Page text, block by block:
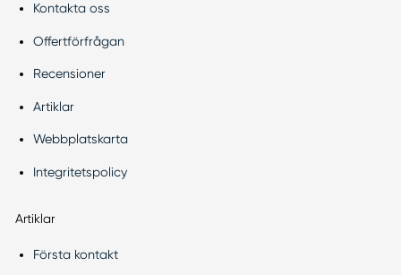
Kontakta oss
Offertförfrågan
Recensioner
Artiklar
Webbplatskarta
Integritetspolicy
Artiklar
Första kontakt